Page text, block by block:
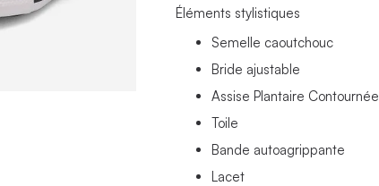
Éléments stylistiques
Semelle caoutchouc
Bride ajustable
Assise Plantaire Contournée
Toile
Bande autoagrippante
Lacet